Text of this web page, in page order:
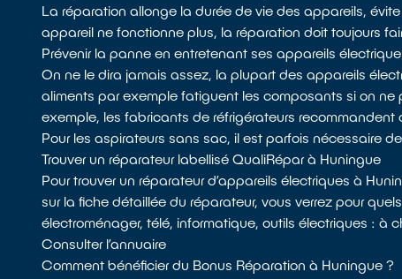
La réparation allonge la durée de vie des appareils,
appareil ne fonctionne plus, la réparation doit toujours
Prévenir la panne en entretenant ses appareils
On ne le dira jamais assez, la plupart des appareils
aliments par exemple fatiguent les composants si on
exemple, les fabricants de réfrigérateurs recommandent
Pour les aspirateurs sans sac, il est parfois nécessaire
Trouver un réparateur labellisé QualiRépar à Huningue
Pour trouver un réparateur d’appareils électriques à
sur la fiche détaillée du réparateur, vous verrez pour
électroménager, télé, informatique, outils électriques : à
Consulter l’annuaire
Comment bénéficier du Bonus Réparation à Huningue ?